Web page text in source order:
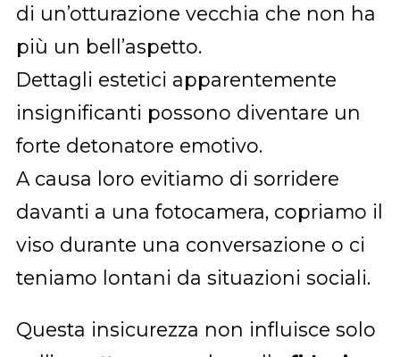
di un’otturazione vecchia che non ha
più un bell’aspetto.
Dettagli estetici apparentemente
insignificanti possono diventare un
forte detonatore emotivo.
A causa loro evitiamo di sorridere
davanti a una fotocamera, copriamo il
viso durante una conversazione o ci
teniamo lontani da situazioni sociali.
Questa insicurezza non influisce solo